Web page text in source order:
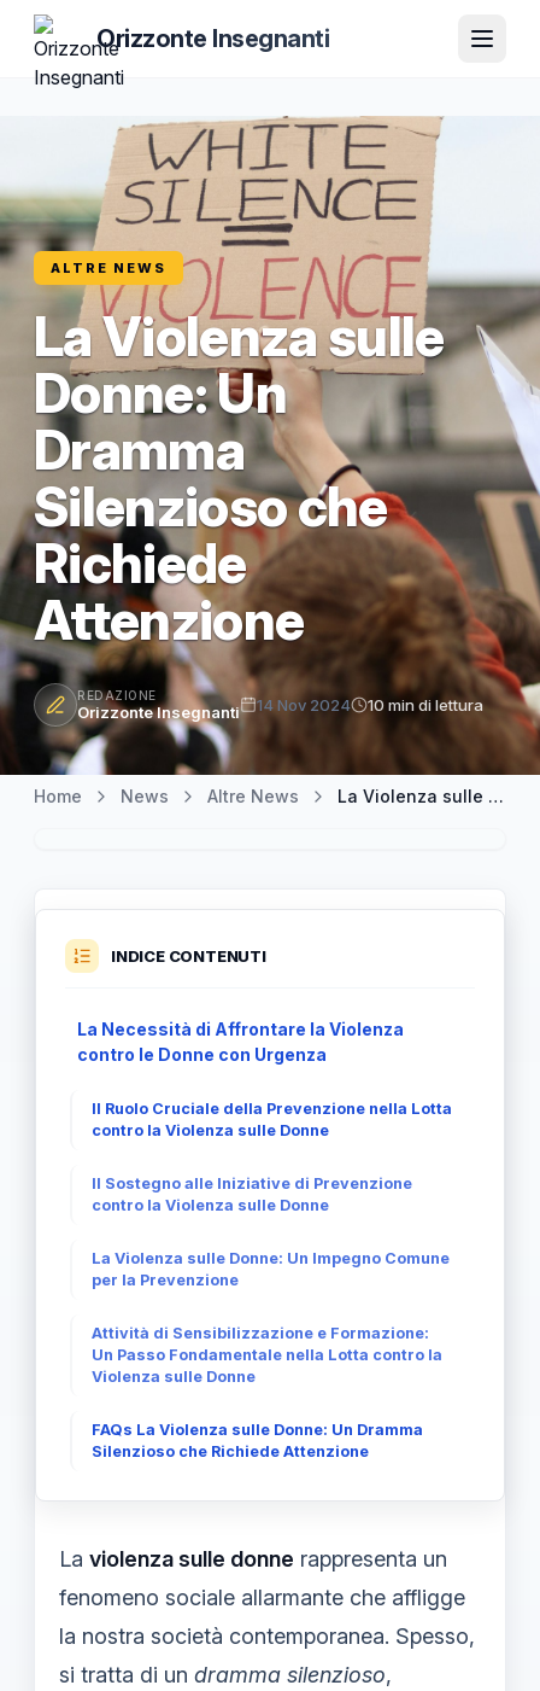
Orizzonte Insegnanti
ALTRE NEWS
La Violenza sulle
Donne: Un
Dramma
Silenzioso che
Richiede
Attenzione
REDAZIONE
Orizzonte Insegnanti 14 Nov 2024 10 min di lettura
Home News Altre News La Violenza sulle Donne: Un Dramma Silenzioso che Richiede Attenzione
INDICE CONTENUTI
La Necessità di Affrontare la Violenza
contro le Donne con Urgenza
Il Ruolo Cruciale della Prevenzione nella Lotta
contro la Violenza sulle Donne
Il Sostegno alle Iniziative di Prevenzione
contro la Violenza sulle Donne
La Violenza sulle Donne: Un Impegno Comune
per la Prevenzione
Attività di Sensibilizzazione e Formazione:
Un Passo Fondamentale nella Lotta contro la
Violenza sulle Donne
FAQs La Violenza sulle Donne: Un Dramma
Silenzioso che Richiede Attenzione
La violenza sulle donne rappresenta un
fenomeno sociale allarmante che affligge
la nostra società contemporanea. Spesso,
si tratta di un dramma silenzioso,